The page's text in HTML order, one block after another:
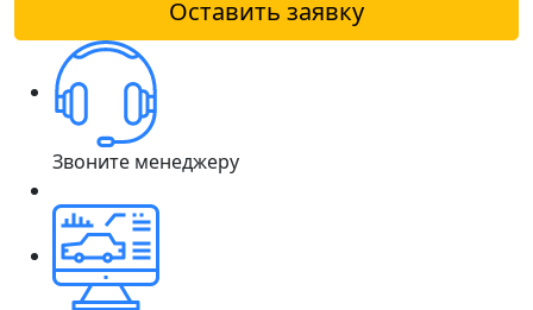
Оставить заявку
Звоните менеджеру